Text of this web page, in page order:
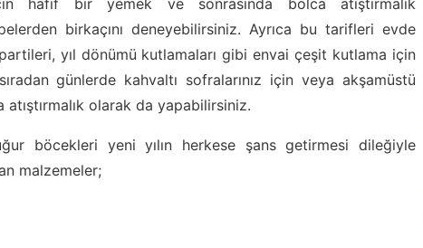
hafif bir yemek ve sonrasında bolca atıştırmalık
birkaçını deneyebilirsiniz. Ayrıca bu tarifleri evde
yıl dönümü kutlamaları gibi envai çeşit kutlama için
günlerde kahvaltı sofralarınız için veya akşamüstü
atıştırmalık olarak da yapabilirsiniz.
böcekleri yeni yılın herkese şans getirmesi dileğiyle
malzemeler;